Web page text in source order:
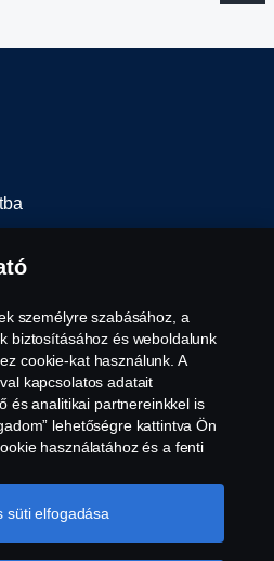
személyre szabásához, a
biztosításához és weboldalunk
cookie-kat használunk. A
kapcsolatos adatait
és analitikai partnereinkkel is
lehetőségre kattintva Ön
használatához és a fenti
a cookie-kat,
amelyet a szöveg végén
süti elfogadása